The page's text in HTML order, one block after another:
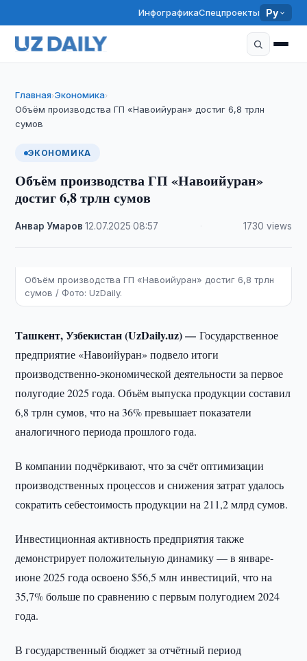
ИнфографикаСпецпроекты Ру
Главная›Экономика›
Объём производства ГП «Навоийуран» достиг 6,8 трлн
сумов
ЭКОНОМИКА
Объём производства ГП «Навоийуран»
достиг 6,8 трлн сумов
Анвар Умаров ·12.07.2025 ·08:57 1730 views
Объём производства ГП «Навоийуран» достиг 6,8 трлн
сумов / Фото: UzDaily.
Ташкент, Узбекистан (UzDaily.uz) —Государственное
предприятие «Навоийуран» подвело итоги
производственно-экономической деятельности за первое
полугодие 2025 года. Объём выпуска продукции составил
6,8 трлн сумов, что на 36% превышает показатели
аналогичного периода прошлого года.
В компании подчёркивают, что за счёт оптимизации
производственных процессов и снижения затрат удалось
сократить себестоимость продукции на 211,2 млрд сумов.
Инвестиционная активность предприятия также
демонстрирует положительную динамику — в январе-
июне 2025 года освоено $56,5 млн инвестиций, что на
35,7% больше по сравнению с первым полугодием 2024
года.
В государственный бюджет за отчётный период